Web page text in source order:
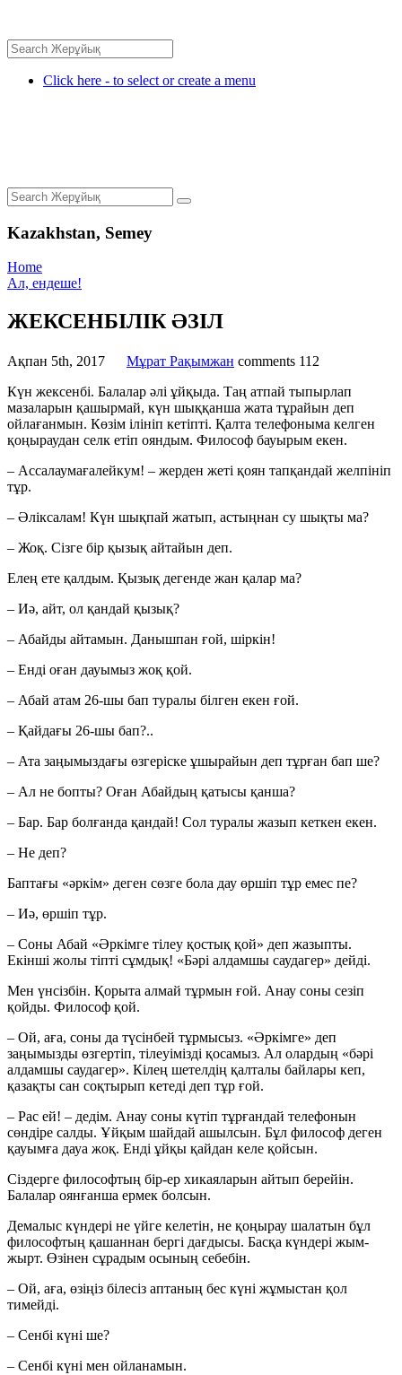
Click here - to select or create a menu
Kazakhstan, Semey
Home
Ал, ендеше!
ЖЕКСЕНБІЛІК ӘЗІЛ
Ақпан 5th, 2017 Мұрат Рақымжан comments 112
Күн жексенбі. Балалар әлі ұйқыда. Таң атпай тыпырлап
мазаларын қашырмай, күн шыққанша жата тұрайын деп
ойлағанмын. Көзім ілініп кетіпті. Қалта телефоныма келген
қоңыраудан селк етіп ояндым. Философ бауырым екен.
– Ассалаумағалейкум! – жерден жеті қоян тапқандай желпініп
тұр.
– Әліксалам! Күн шықпай жатып, астыңнан су шықты ма?
– Жоқ. Сізге бір қызық айтайын деп.
Елең ете қалдым. Қызық дегенде жан қалар ма?
– Иә, айт, ол қандай қызық?
– Абайды айтамын. Данышпан ғой, шіркін!
– Енді оған дауымыз жоқ қой.
– Абай атам 26-шы бап туралы білген екен ғой.
– Қайдағы 26-шы бап?..
– Ата заңымыздағы өзгеріске ұшырайын деп тұрған бап ше?
– Ал не бопты? Оған Абайдың қатысы қанша?
– Бар. Бар болғанда қандай! Сол туралы жазып кеткен екен.
– Не деп?
Баптағы «әркім» деген сөзге бола дау өршіп тұр емес пе?
– Иә, өршіп тұр.
– Соны Абай «Әркімге тілеу қостық қой» деп жазыпты.
Екінші жолы тіпті сұмдық! «Бәрі алдамшы саудагер» дейді.
Мен үнсізбін. Қорыта алмай тұрмын ғой. Анау соны сезіп
қойды. Философ қой.
– Ой, аға, соны да түсінбей тұрмысыз. «Әркімге» деп
заңымызды өзгертіп, тілеуімізді қосамыз. Ал олардың «бәрі
алдамшы саудагер». Кілең шетелдің қалталы байлары кеп,
қазақты сан соқтырып кетеді деп тұр ғой.
– Рас ей! – дедім. Анау соны күтіп тұрғандай телефонын
сөндіре салды. Ұйқым шайдай ашылсын. Бұл философ деген
қауымға дауа жоқ. Енді ұйқы қайдан келе қойсын.
Сіздерге философтың бір-ер хикаяларын айтып берейін.
Балалар оянғанша ермек болсын.
Демалыс күндері не үйге келетін, не қоңырау шалатын бұл
философтың қашаннан бергі дағдысы. Басқа күндері жым-
жырт. Өзінен сұрадым осының себебін.
– Ой, аға, өзіңіз білесіз аптаның бес күні жұмыстан қол
тимейді.
– Сенбі күні ше?
– Сенбі күні мен ойланамын.